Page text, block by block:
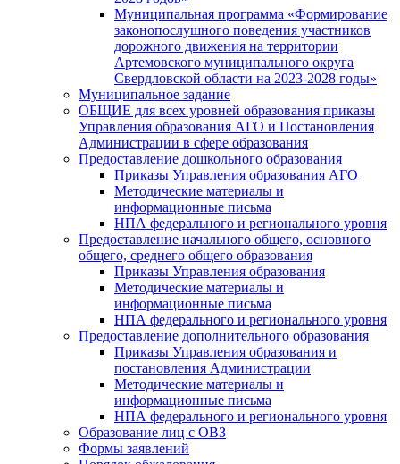
Муниципальная программа «Формирование
законопослушного поведения участников
дорожного движения на территории
Артемовского муниципального округа
Свердловской области на 2023-2028 годы»
Муниципальное задание
ОБЩИЕ для всех уровней образования приказы
Управления образования АГО и Постановления
Администрации в сфере образования
Предоставление дошкольного образования
Приказы Управления образования АГО
Методические материалы и
информационные письма
НПА федерального и регионального уровня
Предоставление начального общего, основного
общего, среднего общего образования
Приказы Управления образования
Методические материалы и
информационные письма
НПА федерального и регионального уровня
Предоставление дополнительного образования
Приказы Управления образования и
постановления Администрации
Методические материалы и
информационные письма
НПА федерального и регионального уровня
Образование лиц с ОВЗ
Формы заявлений